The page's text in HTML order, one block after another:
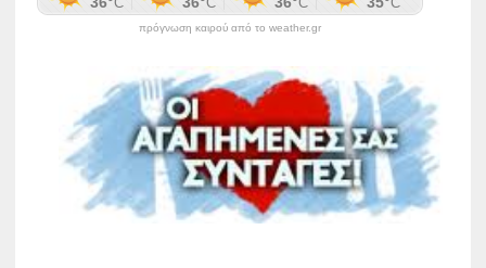
πρόγνωση καιρού από το weather.gr